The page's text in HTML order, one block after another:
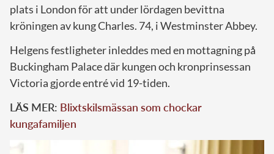
plats i London för att under lördagen bevittna
kröningen av kung Charles. 74, i Westminster Abbey.
Helgens festligheter inleddes med en mottagning på
Buckingham Palace där kungen och kronprinsessan
Victoria gjorde entré vid 19-tiden.
LÄS MER: Blixtskilsmässan som chockar
kungafamiljen